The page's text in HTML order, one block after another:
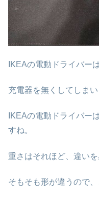
IKEAの電動ドライバー
充電器を無くしてしま
IKEAの電動ドライバー
すね。
重さはそれほど、違い
そもそも形が違うので